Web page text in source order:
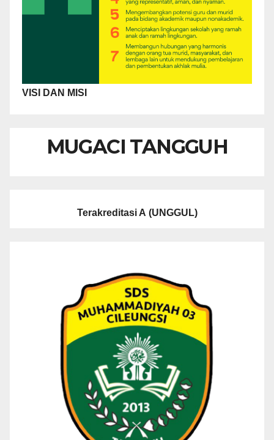
VISI DAN MISI
MUGACI TANGGUH
Terakreditasi A (UNGGUL)